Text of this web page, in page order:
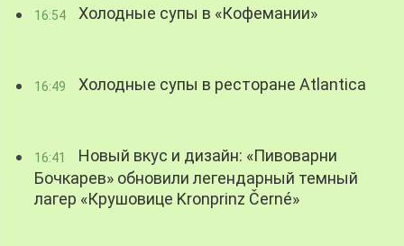
16:54 Холодные супы в «Кофемании»
16:49 Холодные супы в ресторане Atlantica
16:41
Новый вкус и дизайн: «Пивоварни
Бочкарев» обновили легендарный темный
лагер «Крушовице Kronprinz Černé»